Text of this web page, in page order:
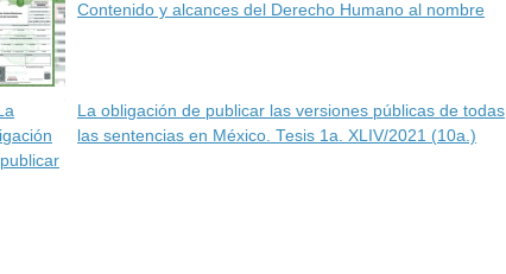
Contenido y alcances del Derecho Humano al nombre
La obligación de publicar las versiones públicas de todas
las sentencias en México. Tesis 1a. XLIV/2021 (10a.)